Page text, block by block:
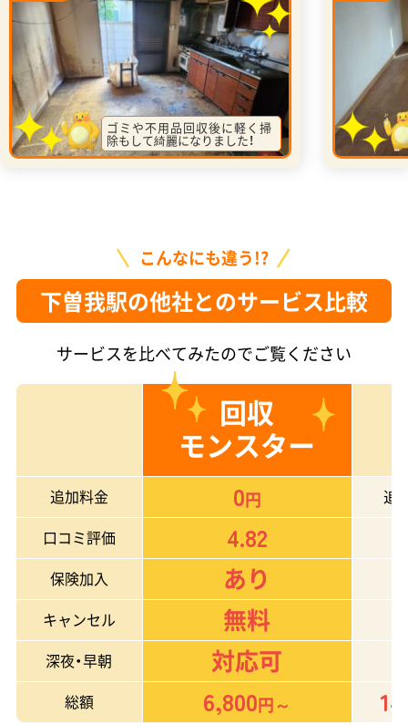
ゴミや不用品回収後に軽く掃
除もして綺麗になりました！
こんなにも違う!?
下曽我駅の他社とのサービス比較
サービスを比べてみたのでご覧ください
回収
モンスター
追加料金 0円
追
口コミ評価
4.82
保険加入 あり
キャンセル 無料
深夜・早朝 対応可
総額
6,800円～